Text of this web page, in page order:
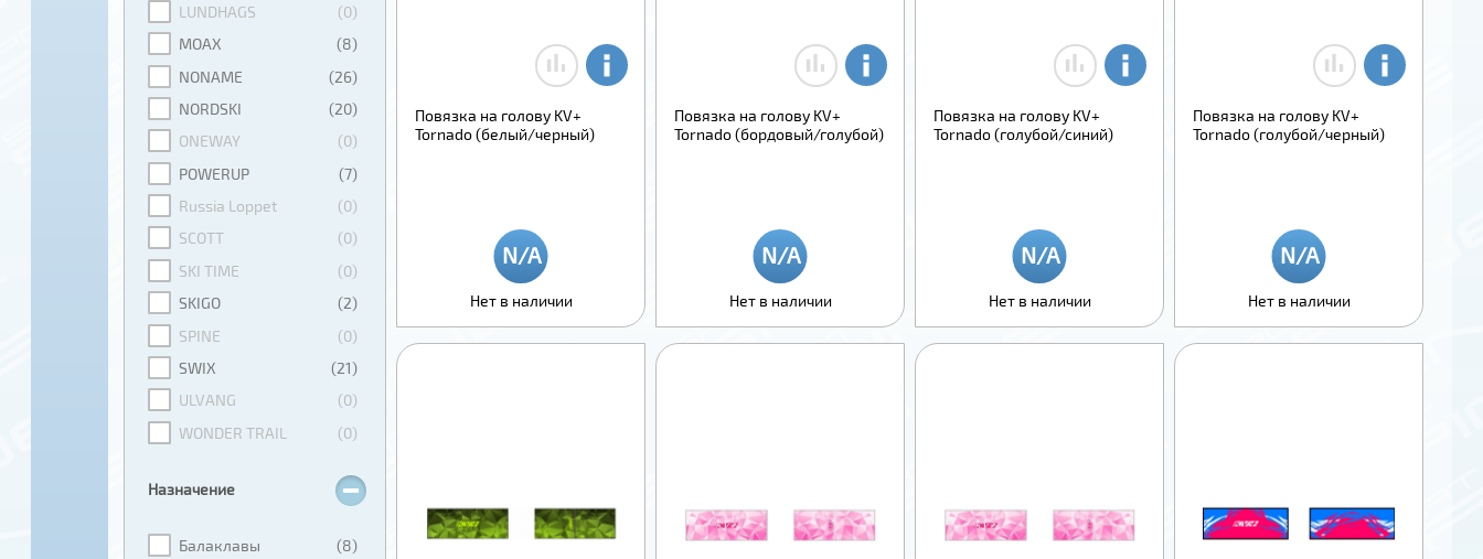
LUNDHAGS
(0)
MOAX
(8)
NONAME
(26)
NORDSKI
(20)
ONEWAY
(0)
POWERUP
(7)
Russia Loppet
(0)
SCOTT
(0)
SKI TIME
(0)
SKIGO
(2)
SPINE
(0)
SWIX
(21)
ULVANG
(0)
WONDER TRAIL
(0)
Назначение
Балаклавы
(8)
Повязка на голову KV+
Tornado (белый/черный)
Нет в наличии
Повязка на голову KV+
Tornado (бордовый/голубой)
Нет в наличии
Повязка на голову KV+
Tornado (голубой/синий)
Нет в наличии
Повязка на голову KV+
Tornado (голубой/черный)
Нет в наличии